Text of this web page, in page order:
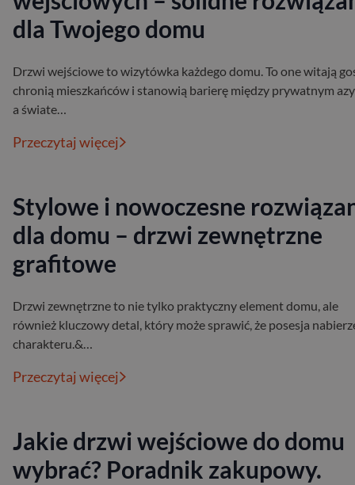
dla Twojego domu
Drzwi wejściowe to wizytówka każdego domu. To one witają
chronią mieszkańców i stanowią barierę między prywatnym
a świate…
Przeczytaj więcej
Stylowe i nowoczesne
dla domu – drzwi zewnętrzne
grafitowe
Drzwi zewnętrzne to nie tylko praktyczny element domu, ale
również kluczowy detal, który może sprawić, że posesja
charakteru.&…
Przeczytaj więcej
Jakie drzwi wejściowe do domu
wybrać? Poradnik zakupowy.